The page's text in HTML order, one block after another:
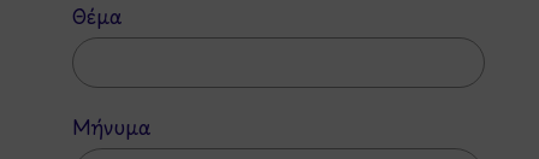
Θέμα
Μήνυμα